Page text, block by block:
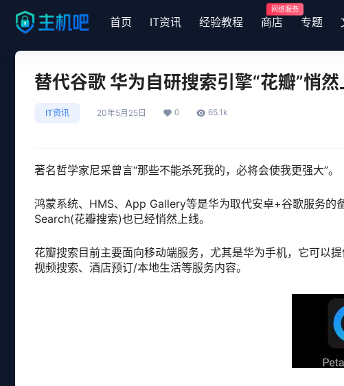
首页 IT资讯 经验教程 商店
网络服务
专题
替代谷歌 华为自研搜索引擎“花瓣”悄然
IT资讯 20年5月25日 0 65.1k
著名哲学家尼采曾言“那些不能杀死我的，必将会使我更强大”。
鸿蒙系统、HMS、App Gallery等是华为取代安卓+谷歌服务的
Search(花瓣搜索)也已经悄然上线。
花瓣搜索目前主要面向移动端服务，尤其是华为手机，它可以
视频搜索、酒店预订/本地生活等服务内容。